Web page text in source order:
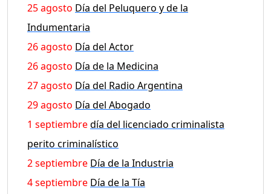
25 agosto Día del Peluquero y de la
Indumentaria
26 agosto Día del Actor
26 agosto Día de la Medicina
27 agosto Día del Radio Argentina
29 agosto Día del Abogado
1 septiembredía del licenciado criminalista
perito criminalístico
2 septiembre Día de la Industria
4 septiembre Día de la Tía